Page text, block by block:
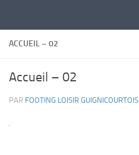
ACCUEIL – 02
Accueil – 02
PAR FOOTING LOISIR GUIGNICOURTOIS